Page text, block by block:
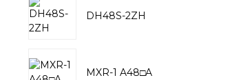
DH48S-2ZH
MXR-1 A48□A